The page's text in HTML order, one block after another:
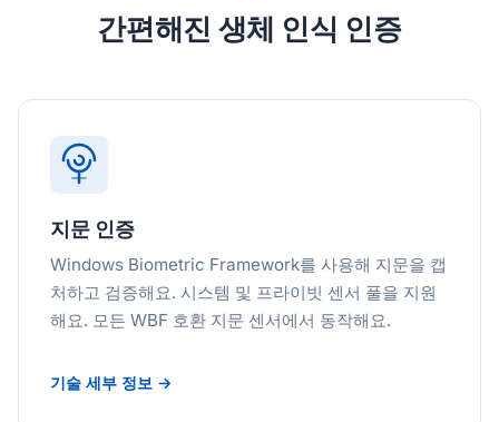
간편해진 생체 인식 인증
지문 인증
Windows Biometric Framework를 사용해 지문을 캡
처하고 검증해요. 시스템 및 프라이빗 센서 풀을 지원
해요. 모든 WBF 호환 지문 센서에서 동작해요.
기술 세부 정보 →